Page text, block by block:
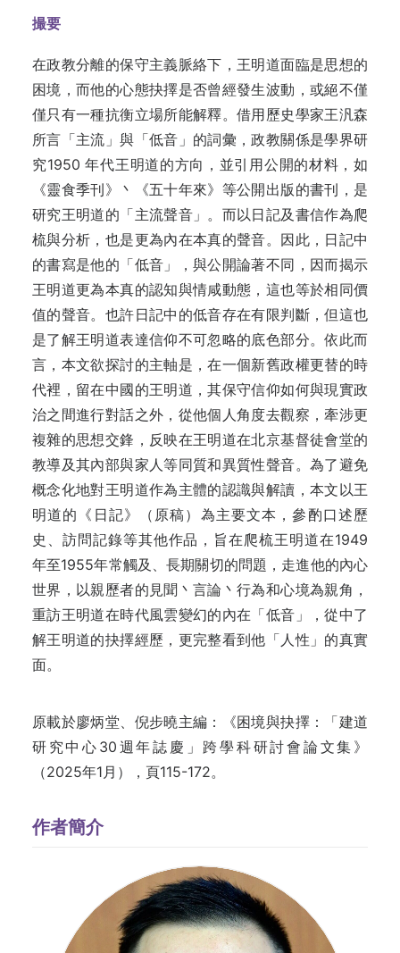
撮要
在政教分離的保守主義脈絡下，王明道面臨是思想的
困境，而他的心態抉擇是否曾經發生波動，或絕不僅
僅只有一種抗衡立場所能解釋。借用歷史學家王汎森
所言「主流」與「低音」的詞彙，政教關係是學界研
究1950 年代王明道的方向，並引用公開的材料，如
《靈食季刊》丶《五十年來》等公開出版的書刊，是
研究王明道的「主流聲音」。而以日記及書信作為爬
梳與分析，也是更為內在本真的聲音。因此，日記中
的書寫是他的「低音」，與公開論著不同，因而揭示
王明道更為本真的認知與情咸動態，這也等於相同價
值的聲音。也許日記中的低音存在有限判斷，但這也
是了解王明道表達信仰不可忽略的底色部分。依此而
言，本文欲探討的主軸是，在一個新舊政權更替的時
代裡，留在中國的王明道，其保守信仰如何與現實政
治之間進行對話之外，從他個人角度去觀察，牽涉更
複雜的思想交鋒，反映在王明道在北京基督徒會堂的
教導及其內部與家人等同質和異質性聲音。為了避免
概念化地對王明道作為主體的認識與解讀，本文以王
明道的《日記》（原稿）為主要文本，參酌口述歷
史、訪問記錄等其他作品，旨在爬梳王明道在1949
年至1955年常觸及、長期關切的問題，走進他的內心
世界，以親歷者的見聞丶言論丶行為和心境為親角，
重訪王明道在時代風雲變幻的內在「低音」，從中了
解王明道的抉擇經歷，更完整看到他「人性」的真實
面。
原載於廖炳堂、倪步曉主編：《困境與抉擇：「建道
研究中心30週年誌慶」跨學科研討會論文集》
（2025年1月），頁115-172。
作者簡介